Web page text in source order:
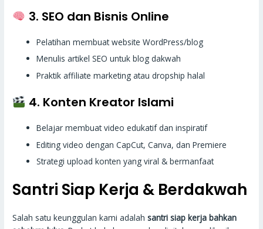
3. SEO dan Bisnis Online
Pelatihan membuat website WordPress/blog
Menulis artikel SEO untuk blog dakwah
Praktik affiliate marketing atau dropship halal
4. Konten Kreator Islami
Belajar membuat video edukatif dan inspiratif
Editing video dengan CapCut, Canva, dan Premiere
Strategi upload konten yang viral & bermanfaat
Santri Siap Kerja & Berdakwah
Salah satu keunggulan kami adalahsantri siap kerja bahkan